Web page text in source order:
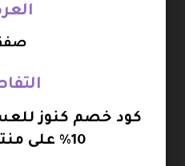
بشكل تدريجي الى سلة
السلة اضافة كود خصم كنوز
ستحصل على التخفيض
وسائل الدفع في
كود خصم كنوز
10% على منتجت التمور